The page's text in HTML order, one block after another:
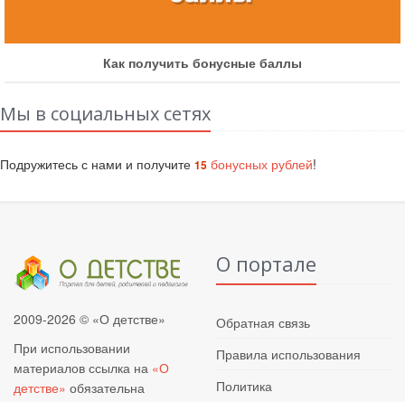
Как получить бонусные баллы
Мы в социальных сетях
Подружитесь с нами и получите 15 бонусных рублей!
2009-2026 © «О детстве»
При использовании
материалов ссылка на «О
детстве» обязательна
О портале
Обратная связь
Правила использования
Политика